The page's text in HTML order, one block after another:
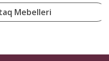
Mebelleri